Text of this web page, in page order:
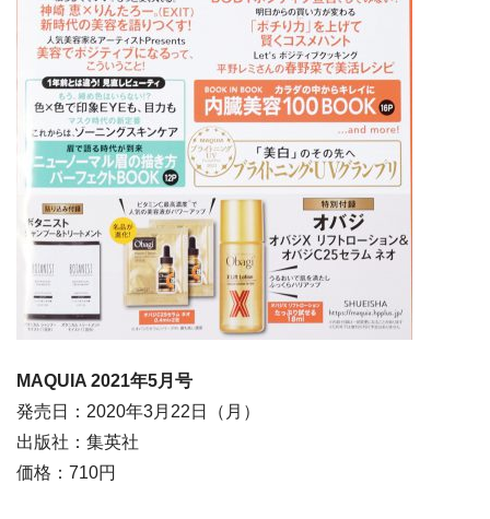
MAQUIA 2021年5月号
発売日：2020年3月22日（月）
出版社：集英社
価格：710円